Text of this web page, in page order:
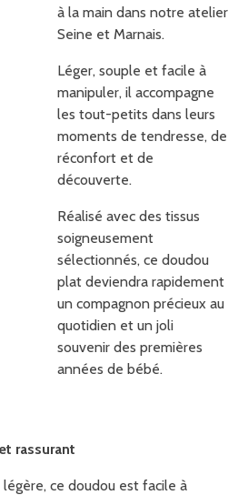
à la main dans notre atelier
Seine et Marnais.
Léger, souple et facile à
manipuler, il accompagne
les tout-petits dans leurs
moments de tendresse, de
réconfort et de
découverte.
Réalisé avec des tissus
soigneusement
sélectionnés, ce doudou
plat deviendra rapidement
un compagnon précieux au
quotidien et un joli
souvenir des premières
années de bébé.
rassurant
ce doudou est facile à